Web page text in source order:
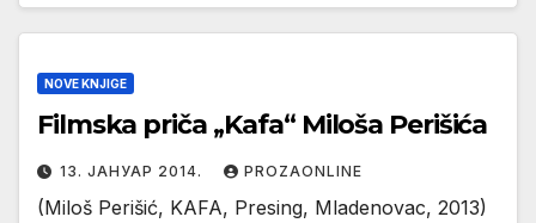
NOVE KNJIGE
Filmska priča ,,Kafa“ Miloša Perišića
13. ЈАНУАР 2014. PROZAONLINE
(Miloš Perišić, KAFA, Presing, Mladenovac, 2013)